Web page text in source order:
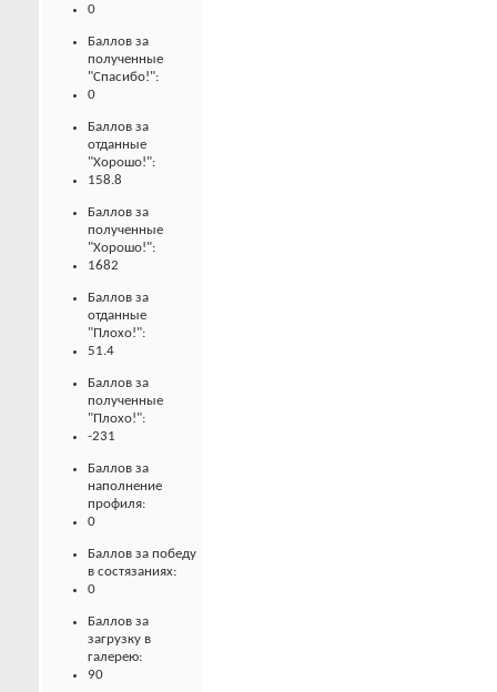
0
Баллов за
полученные
"Спасибо!":
0
Баллов за
отданные
"Хорошо!":
158.8
Баллов за
полученные
"Хорошо!":
1682
Баллов за
отданные
"Плохо!":
51.4
Баллов за
полученные
"Плохо!":
-231
Баллов за
наполнение
профиля:
0
Баллов за победу
в состязаниях:
0
Баллов за
загрузку в
галерею:
90